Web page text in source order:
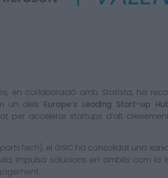
, en col·laboració amb Statista, ha
un dels Europe’s Leading Start-up
per accelerar startups d’alt
), el GSIC ha consolidat una
impulsa solucions en àmbits com la
.